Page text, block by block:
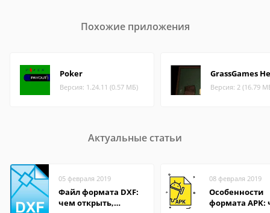
Похожие приложения
Poker
Версия: 1.24.11 (0.57 МБ)
GrassGames
Версия: 2 (16.79
Актуальные статьи
05 февраля 2019
Файл формата DXF:
чем открыть,
08 февраля 2019
Особенности
формата APK: